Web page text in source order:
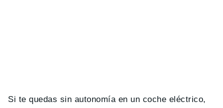
Si te quedas sin autonomía en un coche eléctrico,